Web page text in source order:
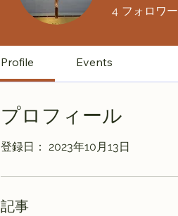
4 フォロワー
Profile Events
プロフィール
登録日： 2023年10月13日
記事